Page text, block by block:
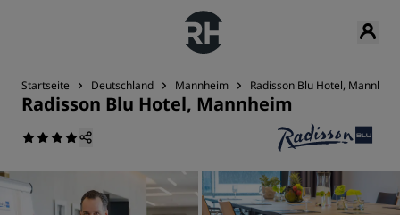
Startseite Deutschland Mannheim Radisson Blu Hotel,
Radisson Blu Hotel, Mannheim